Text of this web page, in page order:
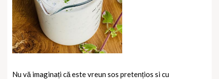
Nu vă imaginați că este vreun sos pretențios si cu